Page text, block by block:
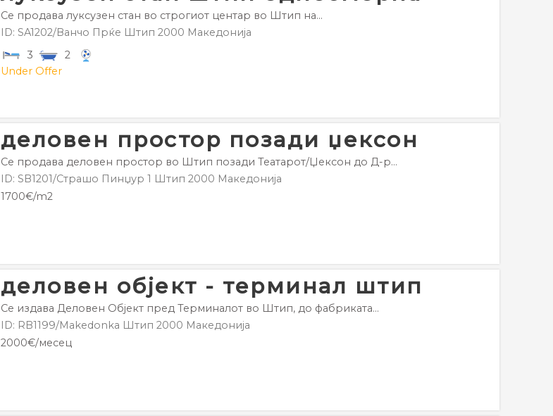
Се продава луксузен стан во строгиот центар во Штип на...
ID: SA1202/Ванчо Прќе Штип 2000 Македонија
3
2
Under Offer
деловен простор позади џексон
Се продава деловен простор во Штип позади Театарот/Џексон до Д-р...
ID: SB1201/Страшо Пинџур 1 Штип 2000 Македонија
1700€/m2
деловен објект - терминал штип
Се издава Деловен Објект пред Терминалот во Штип, до фабриката...
ID: RB1199/Makedonka Штип 2000 Македонија
2000€/месец